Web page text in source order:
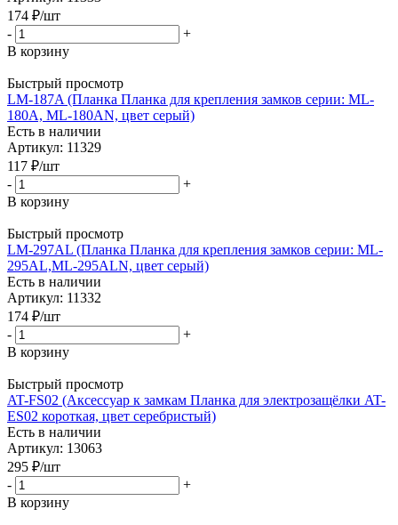
174 ₽/шт
-
+
В корзину
Быстрый просмотр
LM-187A (Планка Планка для крепления замков серии: ML-
180A, ML-180AN, цвет серый)
Есть в наличии
Артикул: 11329
117 ₽/шт
-
+
В корзину
Быстрый просмотр
LM-297AL (Планка Планка для крепления замков серии: ML-
295AL,ML-295ALN, цвет серый)
Есть в наличии
Артикул: 11332
174 ₽/шт
-
+
В корзину
Быстрый просмотр
AT-FS02 (Аксессуар к замкам Планка для электрозащёлки AT-
ES02 короткая, цвет серебристый)
Есть в наличии
Артикул: 13063
295 ₽/шт
-
+
В корзину